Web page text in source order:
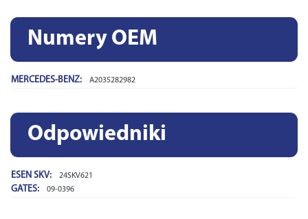
Numery OEM
MERCEDES-BENZ: A2035282982
Odpowiedniki
ESEN SKV: 24SKV621
GATES: 09-0396